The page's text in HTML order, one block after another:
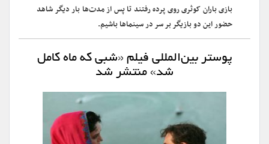
بازی باران کوثری روی پرده رفتند تا پس از مدت‌ها بار دیگر شاهد
حضور این دو بازیگر بر سر در سینماها باشیم.
پوستر بین‌المللی فیلم «شبی که ماه کامل
شد» منتشر شد